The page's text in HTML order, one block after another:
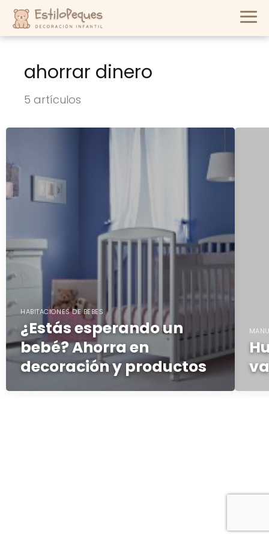
ahorrar dinero
5 artículos
HABITACIONES DE BEBES
¿Estás esperando un
bebé? Ahorra en
decoración y productos